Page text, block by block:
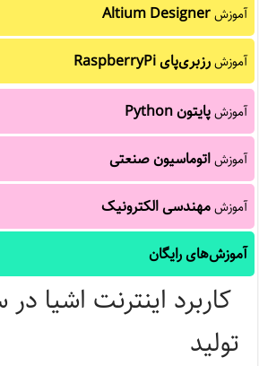
آموزشAltium Designer
آموزشرزبری‌پای RaspberryPi
آموزشپایتون Python
آموزشاتوماسیون صنعتی
آموزشمهندسی الکترونیک
آموزش‌های رایگان
کاربرد اینترنت اشیا
تولید